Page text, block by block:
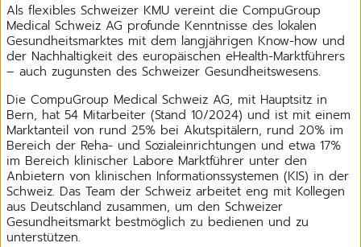
Als flexibles Schweizer KMU vereint die CompuGroup
Medical Schweiz AG profunde Kenntnisse des lokalen
Gesundheitsmarktes mit dem langjährigen Know-how und
der Nachhaltigkeit des europäischen eHealth-Marktführers
– auch zugunsten des Schweizer Gesundheitswesens.
Die CompuGroup Medical Schweiz AG, mit Hauptsitz in
Bern, hat 54 Mitarbeiter (Stand 10/2024) und ist mit einem
Marktanteil von rund 25% bei Akutspitälern, rund 20% im
Bereich der Reha- und Sozialeinrichtungen und etwa 17%
im Bereich klinischer Labore Marktführer unter den
Anbietern von klinischen Informationssystemen (KIS) in der
Schweiz. Das Team der Schweiz arbeitet eng mit Kollegen
aus Deutschland zusammen, um den Schweizer
Gesundheitsmarkt bestmöglich zu bedienen und zu
unterstützen.